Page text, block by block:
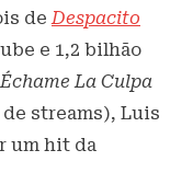
deDespacito
e 1,2 bilhão
Échame La Culpa
streams), Luis
um hit da